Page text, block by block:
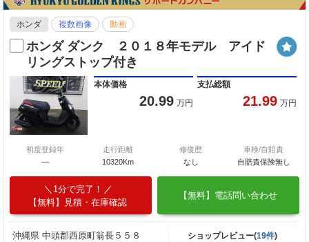
ホンダ 複数画像 動画
ホンダ ダンク ２０１８年モデル アイド
リングストップ付き
本体価格
20.99 万円
支払総額
21.99 万円
初度登録年
―
走行距離
10320Km
修復歴
なし
車検/自賠責
自賠責保険無し
1分で完了！
【無料】見積・在庫確認
【無料】電話問い合わせ
沖縄県 中頭郡西原町翁長５５８
ショップレビュー(19件)